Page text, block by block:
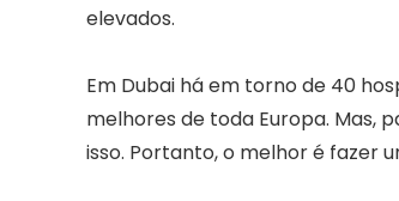
elevados.
Em Dubai há em torno de 40
melhores de toda Europa. Mas,
isso. Portanto, o melhor é fazer